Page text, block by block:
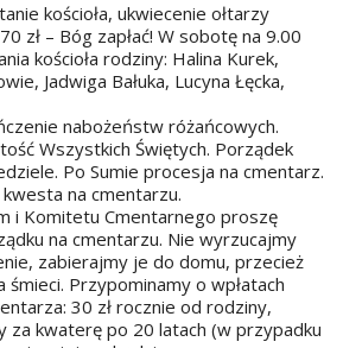
kościoła, ukwiecenie ołtarzy
zł – Bóg zapłać! W sobotę na 9.00
kościoła rodziny: Halina Kurek,
Jadwiga Bałuka, Lucyna Łęcka,
nabożeństw różańcowych.
Wszystkich Świętych. Porządek
Po Sumie procesja na cmentarz.
na cmentarzu.
i Komitetu Cmentarnego proszę
na cmentarzu. Nie wyrzucajmy
zabierajmy je do domu, przecież
śmieci. Przypominamy o wpłatach
30 zł rocznie od rodziny,
za kwaterę po 20 latach (w przypadku